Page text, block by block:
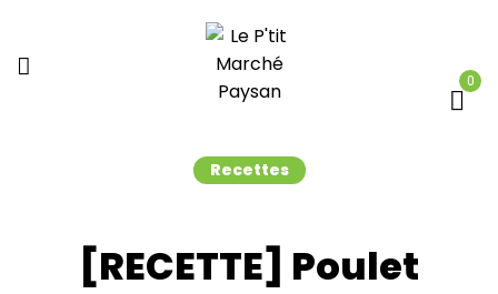
0
Recettes
[RECETTE] Poulet